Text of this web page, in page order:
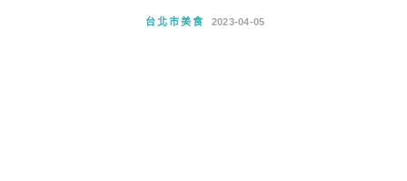
台北市美食 2023-04-05